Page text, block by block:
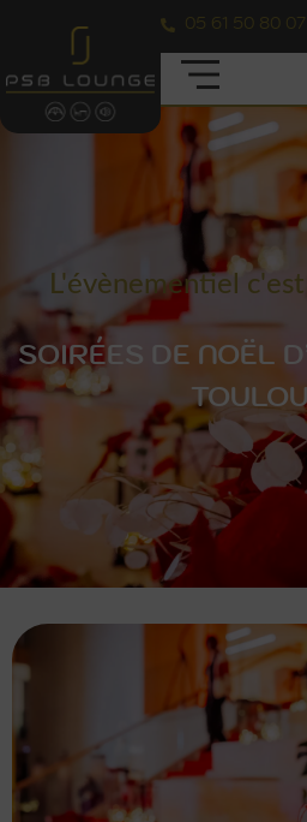
05 61 50 80 07
L'évènementiel c'est
SOIRÉES DE NOËL